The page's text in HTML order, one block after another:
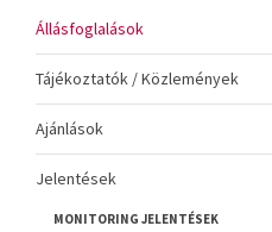
Állásfoglalások
Tájékoztatók / Közlemények
Ajánlások
Jelentések
MONITORING JELENTÉSEK